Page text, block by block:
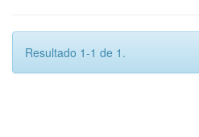
Resultado 1-1 de 1.